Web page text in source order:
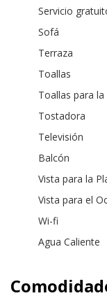
Servicio
Sofá
Terraza
Toallas
Toallas para la
Tostadora
Televisión
Balcón
Vista para la
Vista para el
Wi-fi
Agua Caliente